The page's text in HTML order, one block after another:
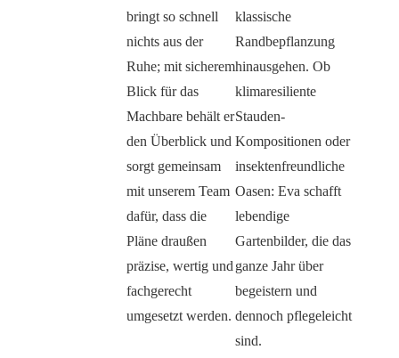
bringt so schnell
nichts aus der
Ruhe; mit sicherem
Blick für das
Machbare behält er
den Überblick und
sorgt gemeinsam
mit unserem Team
dafür, dass die
Pläne draußen
präzise, wertig und
fachgerecht
umgesetzt werden.
klassische
Randbepflanzung
hinausgehen. Ob
klimaresiliente
Stauden-
Kompositionen oder
insektenfreundliche
Oasen: Eva schafft
lebendige
Gartenbilder, die das
ganze Jahr über
begeistern und
dennoch pflegeleicht
sind.